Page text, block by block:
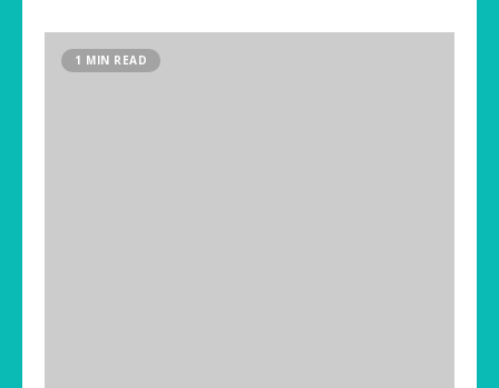
1 MIN READ